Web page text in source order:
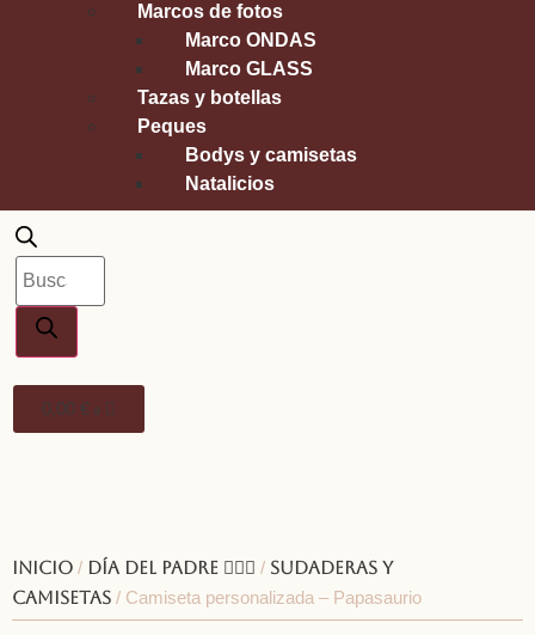
Marcos de fotos
Marco ONDAS
Marco GLASS
Tazas y botellas
Peques
Bodys y camisetas
Natalicios
0,00 €
Inicio / Día del padre 🦸🏻‍♂️ / Sudaderas y
camisetas / Camiseta personalizada – Papasaurio